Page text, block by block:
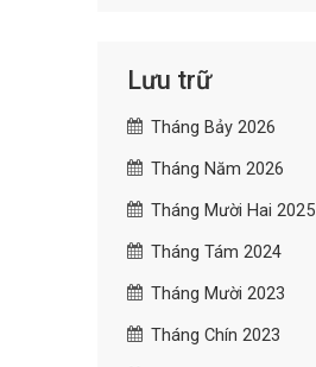
Lưu trữ
Tháng Bảy 2026
Tháng Năm 2026
Tháng Mười Hai 2025
Tháng Tám 2024
Tháng Mười 2023
Tháng Chín 2023